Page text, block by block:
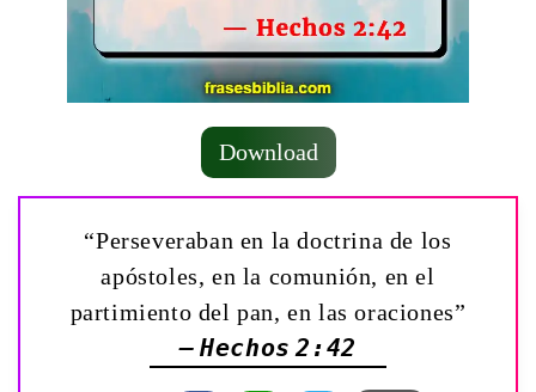
Download
“Perseveraban en la doctrina de los
apóstoles, en la comunión, en el
partimiento del pan, en las oraciones”
— Hechos 2:42